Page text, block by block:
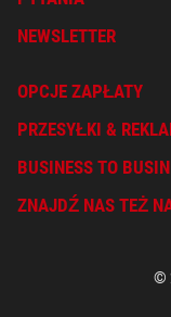
NEWSLETTER
OPCJE ZAPŁATY
PRZESYŁKI &
BUSINESS TO
ZNAJDŹ NAS TEŻ
©